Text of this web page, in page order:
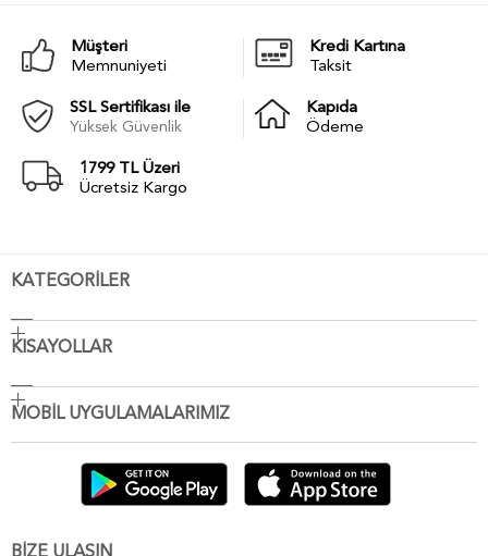
Müşteri
Memnuniyeti
Kredi Kartına
Taksit
SSL Sertifikası ile
Yüksek Güvenlik
Kapıda
Ödeme
1799 TL Üzeri
Ücretsiz Kargo
KATEGORİLER
KISAYOLLAR
MOBİL UYGULAMALARIMIZ